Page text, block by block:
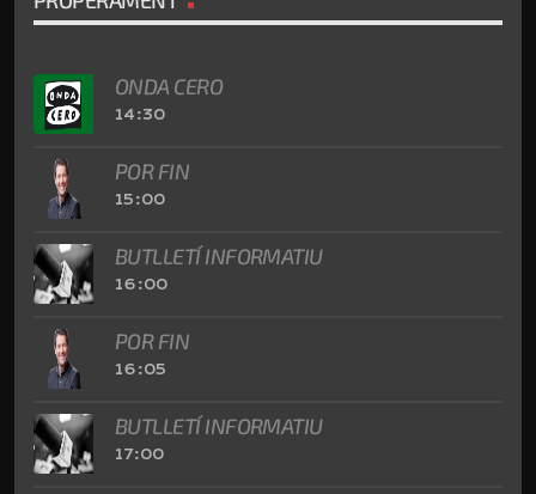
ONDA CERO
14:30
POR FIN
15:00
BUTLLETÍ INFORMATIU
16:00
POR FIN
16:05
BUTLLETÍ INFORMATIU
17:00